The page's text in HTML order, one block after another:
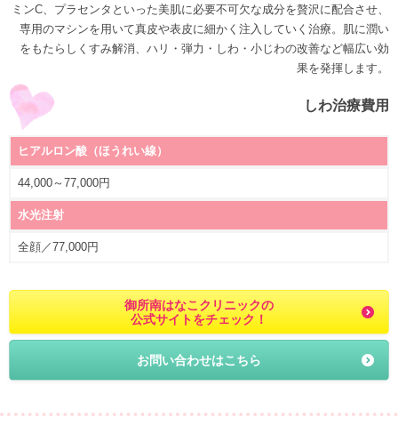
ミンC、プラセンタといった美肌に必要不可欠な成分を贅沢に配合させ、
専用のマシンを用いて真皮や表皮に細かく注入していく治療。肌に潤い
をもたらしくすみ解消、ハリ・弾力・しわ・小じわの改善など幅広い効
果を発揮します。
しわ治療費用
ヒアルロン酸（ほうれい線）
44,000～77,000円
水光注射
全顔／77,000円
御所南はなこクリニックの
公式サイトをチェック！
お問い合わせはこちら